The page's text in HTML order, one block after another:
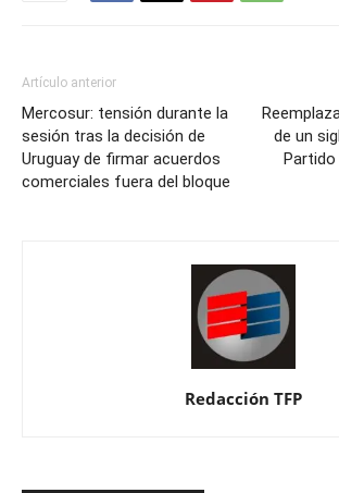
Artículo anterior
Mercosur: tensión durante la
sesión tras la decisión de
Uruguay de firmar acuerdos
comerciales fuera del bloque
de un
Redacción TFP